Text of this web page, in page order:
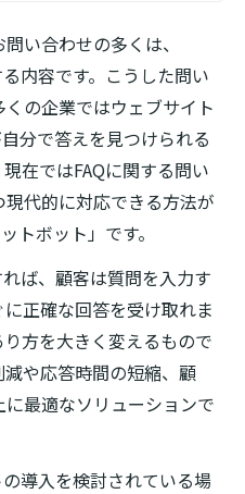
い合わせの多くは、
内容です。こうした問い
の企業ではウェブサイト
分で答えを見つけられる
在ではFAQに関する問い
代的に対応できる方法が
トボット」です。
ば、顧客は質問を入力す
正確な回答を受け取れま
方を大きく変えるもので
や応答時間の短縮、顧
最適なソリューションで
導入を検討されている場